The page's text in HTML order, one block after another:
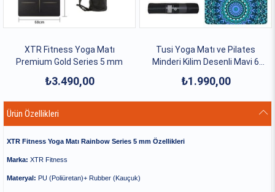
XTR Fitness Yoga Matı
Premium Gold Series 5 mm
₺3.490,00
Tusi Yoga Matı ve Pilates
Minderi Kilim Desenli Mavi 6
₺1.990,00
Ürün Özellikleri
XTR Fitness Yoga Matı Rainbow Series 5 mm Özellikleri
Marka: XTR Fitness
Materyal: PU (Poliüretan)+ Rubber (Kauçuk)